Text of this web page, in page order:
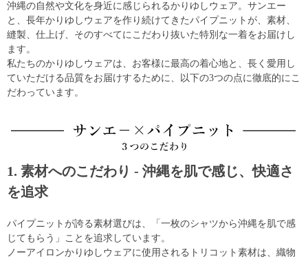
沖縄の自然や文化を身近に感じられるかりゆしウェア。サンエー
と、長年かりゆしウェアを作り続けてきたパイプニットが、素材、
縫製、仕上げ、そのすべてにこだわり抜いた特別な一着をお届けし
ます。
私たちのかりゆしウェアは、お客様に最高の着心地と、長く愛用し
ていただける品質をお届けするために、以下の3つの点に徹底的にこ
だわっています。
1. 素材へのこだわり - 沖縄を肌で感じ、快適さ
を追求
パイプニットが誇る素材選びは、「一枚のシャツから沖縄を肌で感
じてもらう」ことを追求しています。
ノーアイロンかりゆしウェアに使用されるトリコット素材は、織物